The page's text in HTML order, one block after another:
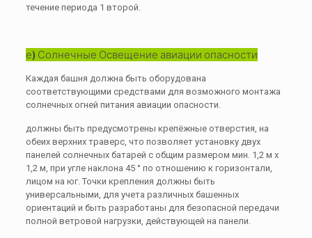
течение периода 1 второй.
е) Солнечные Освещение авиации опасности
Каждая башня должна быть оборудована
соответствующими средствами для возможного монтажа
солнечных огней питания авиации опасности.
должны быть предусмотрены крепёжные отверстия, на
обеих верхних траверс, что позволяет установку двух
панелей солнечных батарей с общим размером мин. 1,2 м х
1,2 м, при угле наклона 45 ° по отношению к горизонтали,
лицом на юг. Точки крепления должны быть
универсальными, для учета различных башенных
ориентаций и быть разработаны для безопасной передачи
полной ветровой нагрузки, действующей на панели.